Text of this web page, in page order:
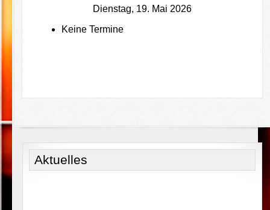
Dienstag, 19. Mai 2026
Keine Termine
Aktuelles